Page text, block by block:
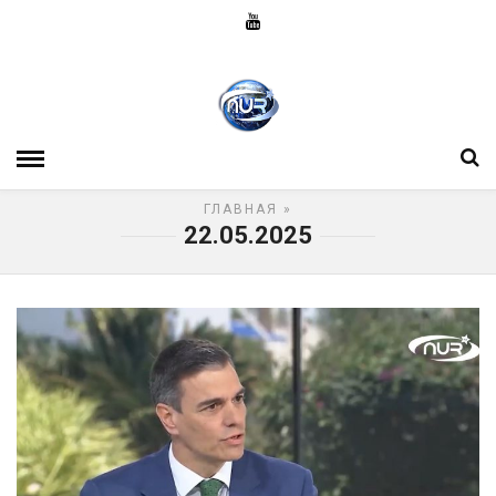
ГЛАВНАЯ »
22.05.2025